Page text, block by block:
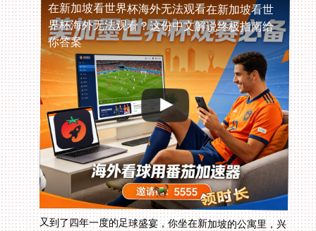
在新加坡看世界杯海外无法观看在新加坡看世
界杯海外无法观看？这份中文解说终极指南给
你答案
又到了四年一度的足球盛宴，你坐在新加坡的公寓里，兴
冲冲地打开熟悉的国内直播App，却只看到冷冰冰的提
示：“当前地区无法观看此内容”或“IP地址受限”。在海外
怎么看欧洲杯、世界杯，成了无数留学生、海外华人和工
作者心头共同的痛。这背后的原因并不复杂，版权地域限
制就像一道无形的墙，将我们与熟悉的中文解说、热闹的
赛事氛围隔开。不过别急，这道技术屏障并非无解，关键
在于选择一款靠谱的回国加速工具。本文将为你彻底拆
解，如何通过智能加速，无缝畅享国内平台的体育直播，